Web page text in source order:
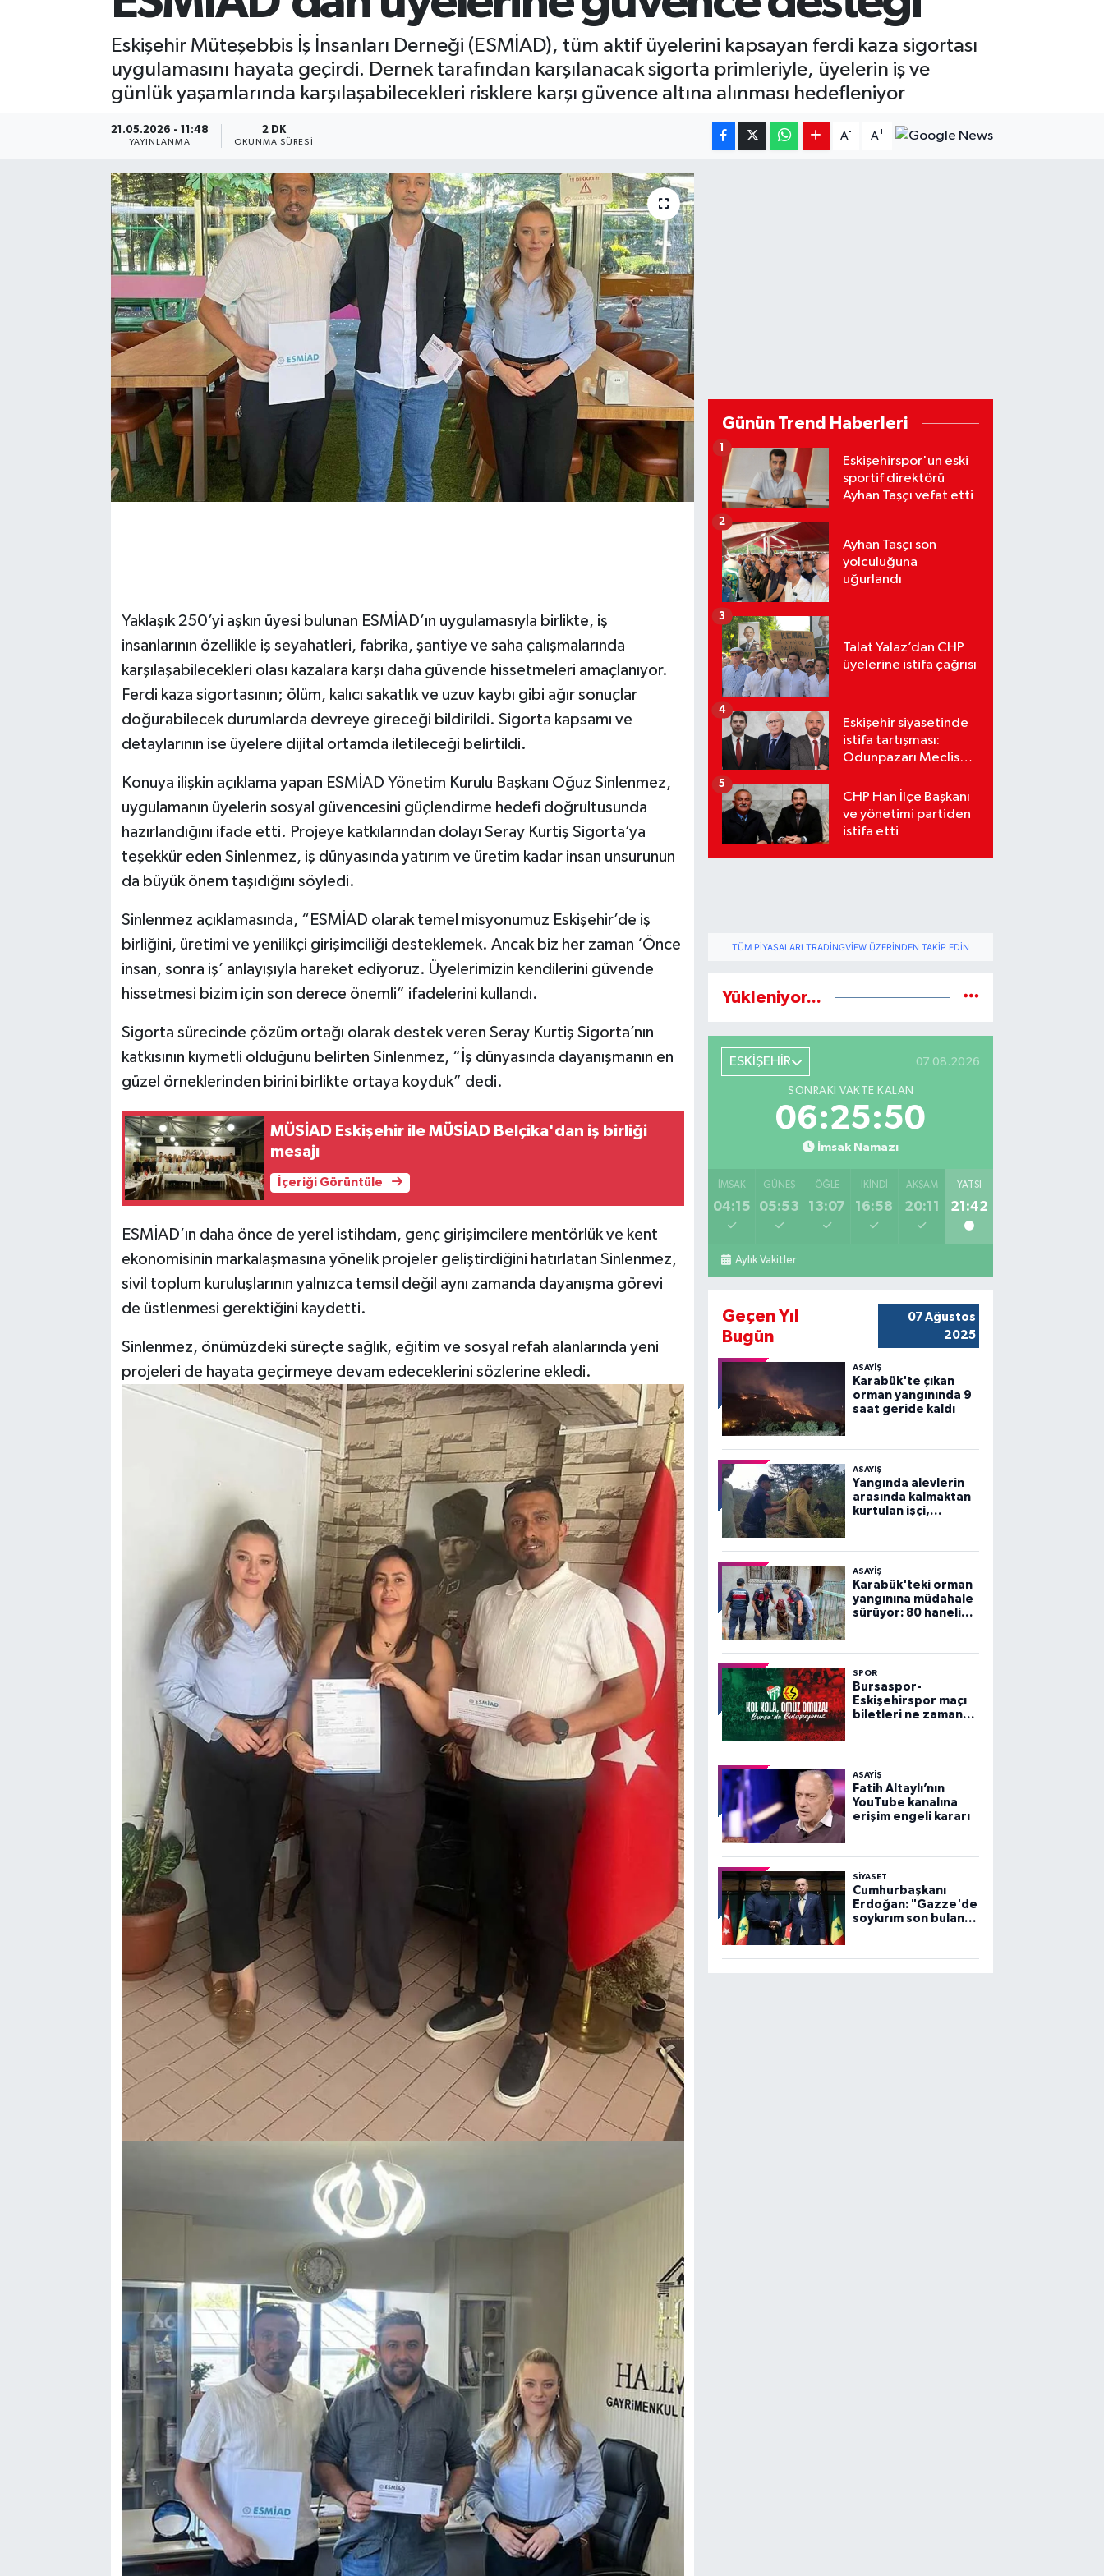
Eskişehir Müteşebbis İş İnsanları Derneği (ESMİAD), tüm aktif üyelerini kapsayan ferdi kaza sigortası
uygulamasını hayata geçirdi. Dernek tarafından karşılanacak sigorta primleriyle, üyelerin iş ve
günlük yaşamlarında karşılaşabilecekleri risklere karşı güvence altına alınması hedefleniyor
21.05.2026 - 11:48
YAYINLANMA
2 DK
OKUNMA SÜRESI
A- A+
Yaklaşık 250’yi aşkın üyesi bulunan ESMİAD’ın uygulamasıyla birlikte, iş
insanlarının özellikle iş seyahatleri, fabrika, şantiye ve saha çalışmalarında
karşılaşabilecekleri olası kazalara karşı daha güvende hissetmeleri amaçlanıyor.
Ferdi kaza sigortasının; ölüm, kalıcı sakatlık ve uzuv kaybı gibi ağır sonuçlar
doğurabilecek durumlarda devreye gireceği bildirildi. Sigorta kapsamı ve
detaylarının ise üyelere dijital ortamda iletileceği belirtildi.
Konuya ilişkin açıklama yapan ESMİAD Yönetim Kurulu Başkanı Oğuz Sinlenmez,
uygulamanın üyelerin sosyal güvencesini güçlendirme hedefi doğrultusunda
hazırlandığını ifade etti. Projeye katkılarından dolayı Seray Kurtiş Sigorta’ya
teşekkür eden Sinlenmez, iş dünyasında yatırım ve üretim kadar insan unsurunun
da büyük önem taşıdığını söyledi.
Sinlenmez açıklamasında, “ESMİAD olarak temel misyonumuz Eskişehir’de iş
birliğini, üretimi ve yenilikçi girişimciliği desteklemek. Ancak biz her zaman ‘Önce
insan, sonra iş’ anlayışıyla hareket ediyoruz. Üyelerimizin kendilerini güvende
hissetmesi bizim için son derece önemli” ifadelerini kullandı.
Sigorta sürecinde çözüm ortağı olarak destek veren Seray Kurtiş Sigorta’nın
katkısının kıymetli olduğunu belirten Sinlenmez, “İş dünyasında dayanışmanın en
güzel örneklerinden birini birlikte ortaya koyduk” dedi.
MÜSİAD Eskişehir ile MÜSİAD Belçika'dan iş birliği
mesajı
İçeriği Görüntüle
ESMİAD’ın daha önce de yerel istihdam, genç girişimcilere mentörlük ve kent
ekonomisinin markalaşmasına yönelik projeler geliştirdiğini hatırlatan Sinlenmez,
sivil toplum kuruluşlarının yalnızca temsil değil aynı zamanda dayanışma görevi
de üstlenmesi gerektiğini kaydetti.
Sinlenmez, önümüzdeki süreçte sağlık, eğitim ve sosyal refah alanlarında yeni
projeleri de hayata geçirmeye devam edeceklerini sözlerine ekledi.
Günün Trend Haberleri
Eskişehirspor'un eski
sportif direktörü
Ayhan Taşçı vefat etti
1
Ayhan Taşçı son
yolculuğuna
uğurlandı
2
Talat Yalaz’dan CHP
üyelerine istifa çağrısı
3
Eskişehir siyasetinde
istifa tartışması:
Odunpazarı Meclis
medyada karşı karşıya
geldi
4
CHP Han İlçe Başkanı
ve yönetimi partiden
istifa etti
5
TÜM PIYASALARI TRADINGVIEW ÜZERINDEN TAKIP EDIN
Yükleniyor...
ESKİŞEHİR 07.08.2026
SONRAKI VAKTE KALAN
06:25:48
İmsak Namazı
İMSAK
04:15
GÜNEŞ
05:53
ÖĞLE
13:07
İKINDI
16:58
AKŞAM
20:11
YATSI
21:42
Aylık Vakitler
Geçen Yıl
Bugün
07 Ağustos
2025
ASAYİŞ
Karabük'te çıkan
orman yangınında 9
saat geride kaldı
ASAYİŞ
Yangında alevlerin
arasında kalmaktan
kurtulan işçi,
panik yaşadı
ASAYİŞ
Karabük'teki orman
yangınına müdahale
sürüyor: 80 haneli
SPOR
Bursaspor-
Eskişehirspor maçı
biletleri ne zaman
ASAYİŞ
Fatih Altaylı’nın
YouTube kanalına
erişim engeli kararı
SİYASET
Cumhurbaşkanı
Erdoğan: "Gazze'de
soykırım son bulana